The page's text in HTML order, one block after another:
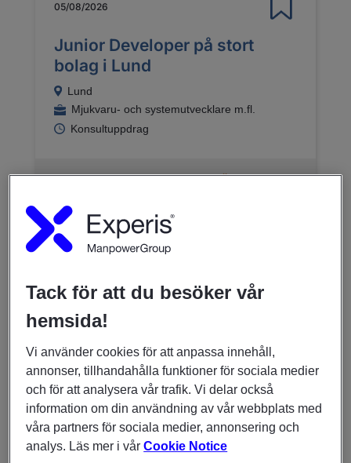
05/08/2026
Junior Developer på stort
bolag i Lund
Lund
Mjukvaru- och systemutvecklare m.fl.
Konsultuppdrag
LÄS MER
03/07/2026
Backendutvecklare .NET -
säkerhet och integration |
Carmenta
Göteborg
Mjukvaru- och systemutvecklare m.fl.
Rekrytering till företag
Tack för att du besöker vår
hemsida!
Vi använder cookies för att anpassa innehåll,
annonser, tillhandahålla funktioner för sociala medier
och för att analysera vår trafik. Vi delar också
information om din användning av vår webbplats med
våra partners för sociala medier, annonsering och
analys. Läs mer i vårCookie Notice